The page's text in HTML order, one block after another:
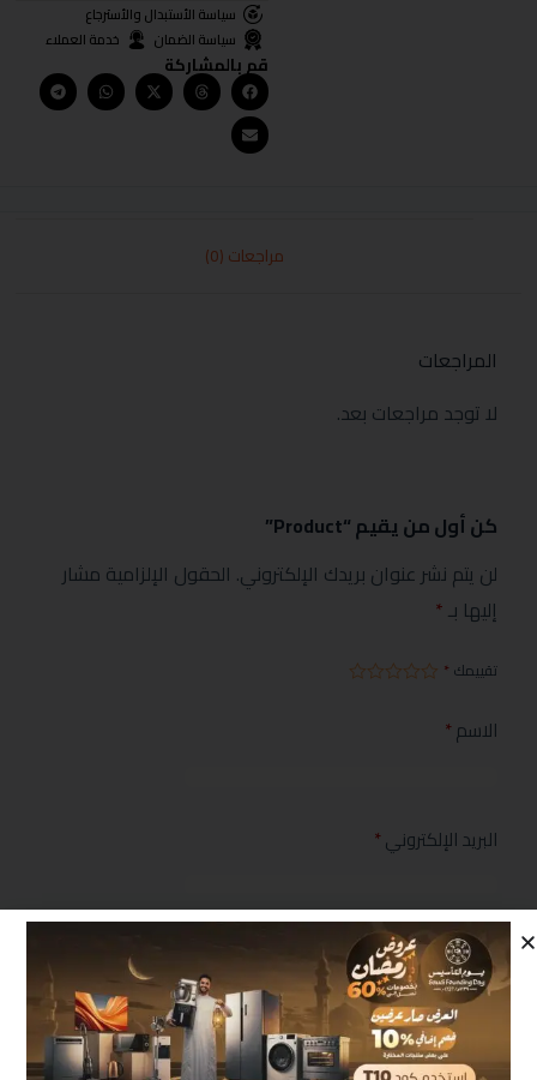
سياسة الأستبدال والأسترجاع
سياسة الضمان
خدمة العملاء
قم بالمشاركة
مراجعات (0)
المراجعات
لا توجد مراجعات بعد.
كن أول من يقيم “Product”
لن يتم نشر عنوان بريدك الإلكتروني. الحقول الإلزامية مشار
إليها بـ*
تقييمك *
الاسم*
البريد الإلكتروني*
مراجعتك*